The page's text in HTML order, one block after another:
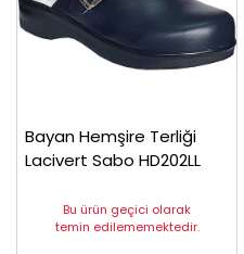
Bayan Hemşire Terliği
Lacivert Sabo HD202LL
Bu ürün geçici olarak
temin edilememektedir.